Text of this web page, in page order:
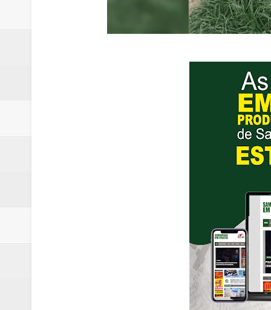
Renata D´Aguiar destaca
Laboratório de Vertentes Psy
PMDF resgata aves silvestres
ROTAM apreende revólver